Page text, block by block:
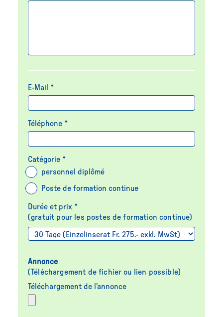
Prestations administratives d’ordre organisationnel
E-Mail *
Téléphone *
Catégorie *
personnel diplômé
Poste de formation continue
Durée et prix *
(gratuit pour les postes de formation continue)
Annonce
(Téléchargement de fichier ou lien possible)
Téléchargement de l'annonce